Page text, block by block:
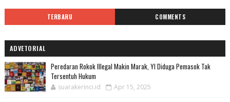
TERBARU COMMENTS
ADVETORIAL
Peredaran Rokok Illegal Makin Marak, YI Diduga Pemasok Tak
Tersentuh Hukum
suarakerinci.id Apr 15, 2025